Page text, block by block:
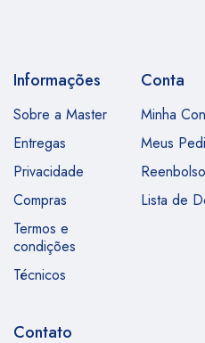
Informações
Sobre a Master
Entregas
Privacidade
Compras
Termos e
condições
Técnicos
Conta
Minha
Meus
Reenbolso
Lista de
Contato